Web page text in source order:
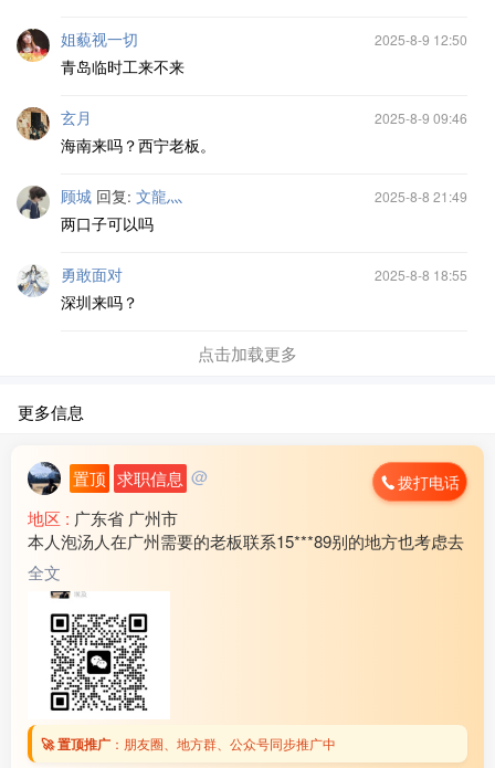
姐藐视一切 2025-8-9 12:50
青岛临时工来不来
玄月 2025-8-9 09:46
海南来吗？西宁老板。
顾城 回复: 文龍灬 2025-8-8 21:49
两口子可以吗
勇敢面对 2025-8-8 18:55
深圳来吗？
点击加载更多
更多信息
置顶 求职信息 @ 拨打电话
地区 : 广东省 广州市
本人泡汤人在广州需要的老板联系15***89别的地方也考虑去
全文
🚀 置顶推广 ： 朋友圈、地方群、公众号同步推广中